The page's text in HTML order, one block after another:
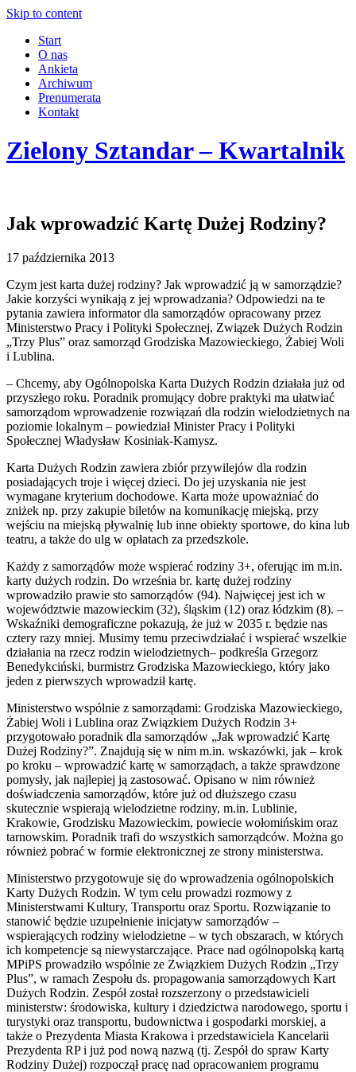
Skip to content
Start
O nas
Ankieta
Archiwum
Prenumerata
Kontakt
Zielony Sztandar – Kwartalnik
Jak wprowadzić Kartę Dużej Rodziny?
17 października 2013
Czym jest karta dużej rodziny? Jak wprowadzić ją w samorządzie?
Jakie korzyści wynikają z jej wprowadzania? Odpowiedzi na te
pytania zawiera informator dla samorządów opracowany przez
Ministerstwo Pracy i Polityki Społecznej, Związek Dużych Rodzin
„Trzy Plus” oraz samorząd Grodziska Mazowieckiego, Żabiej Woli
i Lublina.
– Chcemy, aby Ogólnopolska Karta Dużych Rodzin działała już od
przyszłego roku. Poradnik promujący dobre praktyki ma ułatwiać
samorządom wprowadzenie rozwiązań dla rodzin wielodzietnych na
poziomie lokalnym – powiedział Minister Pracy i Polityki
Społecznej Władysław Kosiniak-Kamysz.
Karta Dużych Rodzin zawiera zbiór przywilejów dla rodzin
posiadających troje i więcej dzieci. Do jej uzyskania nie jest
wymagane kryterium dochodowe. Karta może upoważniać do
zniżek np. przy zakupie biletów na komunikację miejską, przy
wejściu na miejską pływalnię lub inne obiekty sportowe, do kina lub
teatru, a także do ulg w opłatach za przedszkole.
Każdy z samorządów może wspierać rodziny 3+, oferując im m.in.
karty dużych rodzin. Do września br. kartę dużej rodziny
wprowadziło prawie sto samorządów (94). Najwięcej jest ich w
województwie mazowieckim (32), śląskim (12) oraz łódzkim (8). –
Wskaźniki demograficzne pokazują, że już w 2035 r. będzie nas
cztery razy mniej. Musimy temu przeciwdziałać i wspierać wszelkie
działania na rzecz rodzin wielodzietnych– podkreśla Grzegorz
Benedykciński, burmistrz Grodziska Mazowieckiego, który jako
jeden z pierwszych wprowadził kartę.
Ministerstwo wspólnie z samorządami: Grodziska Mazowieckiego,
Żabiej Woli i Lublina oraz Związkiem Dużych Rodzin 3+
przygotowało poradnik dla samorządów „Jak wprowadzić Kartę
Dużej Rodziny?”. Znajdują się w nim m.in. wskazówki, jak – krok
po kroku – wprowadzić kartę w samorządach, a także sprawdzone
pomysły, jak najlepiej ją zastosować. Opisano w nim również
doświadczenia samorządów, które już od dłuższego czasu
skutecznie wspierają wielodzietne rodziny, m.in. Lublinie,
Krakowie, Grodzisku Mazowieckim, powiecie wołomińskim oraz
tarnowskim. Poradnik trafi do wszystkich samorządców. Można go
również pobrać w formie elektronicznej ze strony ministerstwa.
Ministerstwo przygotowuje się do wprowadzenia ogólnopolskich
Karty Dużych Rodzin. W tym celu prowadzi rozmowy z
Ministerstwami Kultury, Transportu oraz Sportu. Rozwiązanie to
stanowić będzie uzupełnienie inicjatyw samorządów –
wspierających rodziny wielodzietne – w tych obszarach, w których
ich kompetencje są niewystarczające. Prace nad ogólnopolską kartą
MPiPS prowadziło wspólnie ze Związkiem Dużych Rodzin „Trzy
Plus”, w ramach Zespołu ds. propagowania samorządowych Kart
Dużych Rodzin. Zespół został rozszerzony o przedstawicieli
ministerstw: środowiska, kultury i dziedzictwa narodowego, sportu i
turystyki oraz transportu, budownictwa i gospodarki morskiej, a
także o Prezydenta Miasta Krakowa i przedstawiciela Kancelarii
Prezydenta RP i już pod nową nazwą (tj. Zespół do spraw Karty
Rodziny Dużej) rozpoczął pracę nad opracowaniem programu